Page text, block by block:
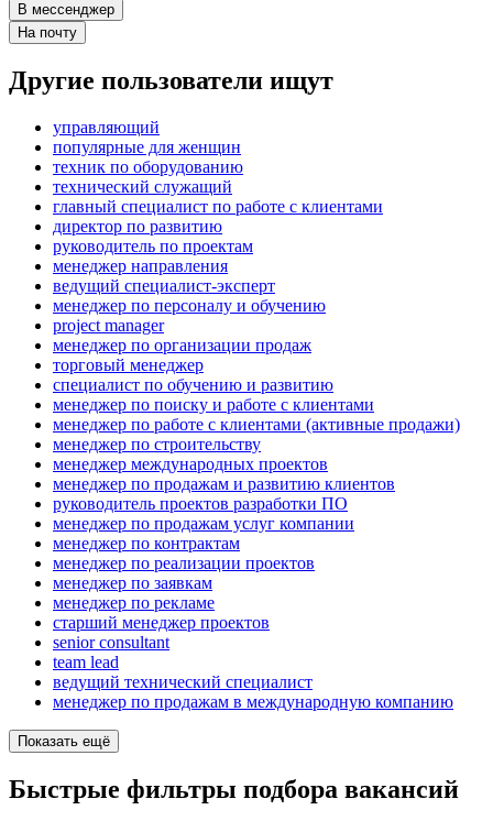
В мессенджер
На почту
Другие пользователи ищут
управляющий
популярные для женщин
техник по оборудованию
технический служащий
главный специалист по работе с клиентами
директор по развитию
руководитель по проектам
менеджер направления
ведущий специалист-эксперт
менеджер по персоналу и обучению
project manager
менеджер по организации продаж
торговый менеджер
специалист по обучению и развитию
менеджер по поиску и работе с клиентами
менеджер по работе с клиентами (активные продажи)
менеджер по строительству
менеджер международных проектов
менеджер по продажам и развитию клиентов
руководитель проектов разработки ПО
менеджер по продажам услуг компании
менеджер по контрактам
менеджер по реализации проектов
менеджер по заявкам
менеджер по рекламе
старший менеджер проектов
senior consultant
team lead
ведущий технический специалист
менеджер по продажам в международную компанию
Показать ещё
Быстрые фильтры подбора вакансий